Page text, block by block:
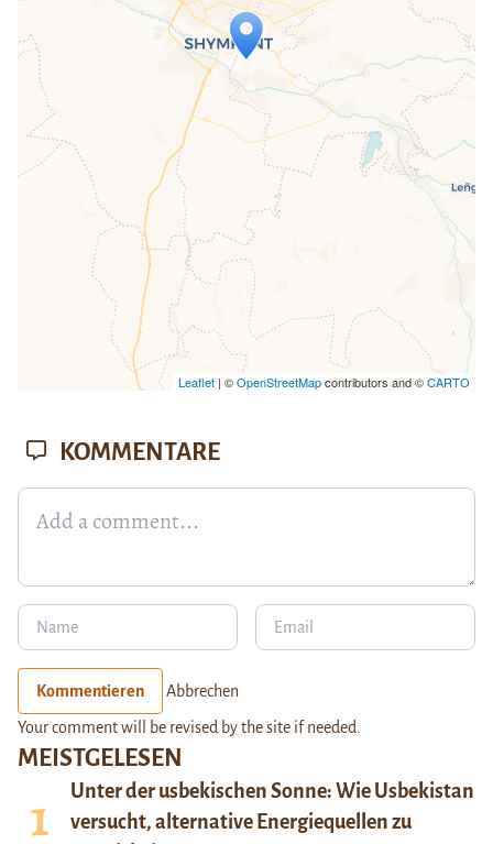
Travelers' Map wird geladen …
Wenn du dies siehst, nachdem deine
Seite vollständig geladen wurde,
fehlen leafletJS-Dateien.
Leaflet| ©OpenStreetMapcontributors and ©CARTO
MEISTGELESEN
Unter der usbekischen Sonne: Wie Usbekistan
versucht, alternative Energiequellen zu
KOMMENTARE
Kommentieren Abbrechen
Your comment will be revised by the site if needed.